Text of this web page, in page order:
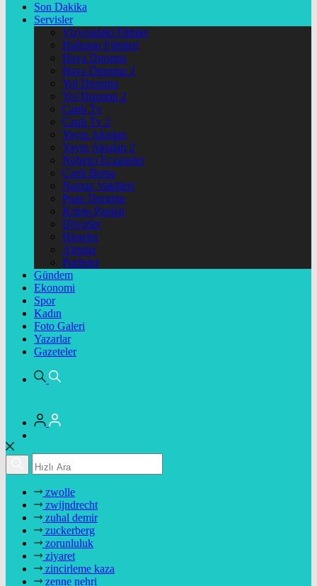
Son Dakika
Servisler
Vizyondaki Filmler
Haftanin Filmleri
Hava Durumu
Hava Durumu 2
Yol Durumu
Yol Durumu 2
Canlı Tv
Canlı Tv 2
Yayın Akışları
Yayın Akışları 2
Nöbetçi Eczaneler
Canlı Borsa
Namaz Vakitleri
Puan Durumu
Kripto Paralar
Dövizler
Hisseler
Altınlar
Pariteler
Gündem
Ekonomi
Spor
Kadın
Foto Galeri
Yazarlar
Gazeteler
zwolle
zwijndrecht
zuhal demir
zuckerberg
zorunluluk
ziyaret
zincirleme kaza
zenne nehri